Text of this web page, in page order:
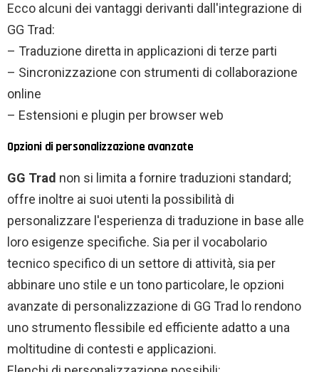
Ecco alcuni dei vantaggi derivanti dall'integrazione di
GG Trad:
– Traduzione diretta in applicazioni di terze parti
– Sincronizzazione con strumenti di collaborazione
online
– Estensioni e plugin per browser web
Opzioni di personalizzazione avanzate
GG Trad non si limita a fornire traduzioni standard;
offre inoltre ai suoi utenti la possibilità di
personalizzare l'esperienza di traduzione in base alle
loro esigenze specifiche. Sia per il vocabolario
tecnico specifico di un settore di attività, sia per
abbinare uno stile e un tono particolare, le opzioni
avanzate di personalizzazione di GG Trad lo rendono
uno strumento flessibile ed efficiente adatto a una
moltitudine di contesti e applicazioni.